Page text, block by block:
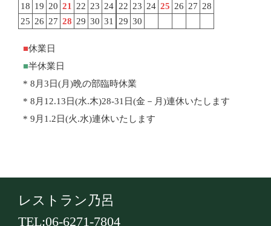
18 19 20 21 22 23 24
25 26 27 28 29 30 31
22 23 24 25 26 27 28
29 30
休業日
半休業日
* 8月3日(月)晩の部臨時休業
* 8月12.13日(水.木)28-31日(金－月)連休いたします
* 9月1.2日(火.水)連休いたします
レストラン乃呂
TEL:06-6271-7804